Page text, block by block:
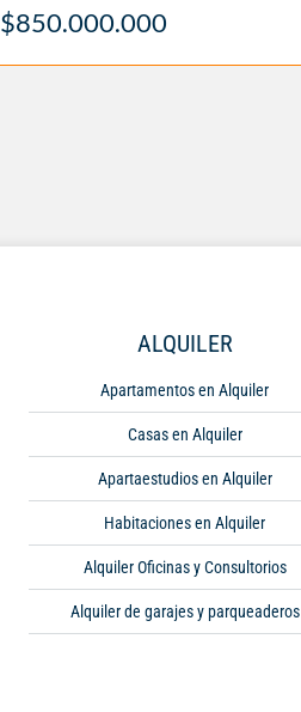
$850.000.000
ALQUILER
Apartamentos en Alquiler
Casas en Alquiler
Apartaestudios en Alquiler
Habitaciones en Alquiler
Alquiler Oficinas y Consultorios
Alquiler de garajes y parqueaderos